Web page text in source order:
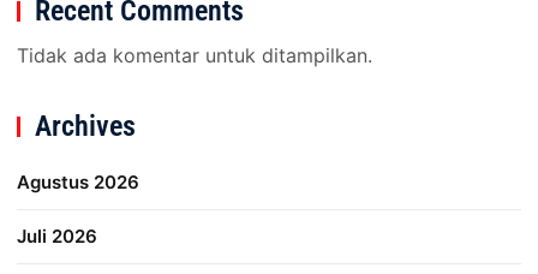
Recent Comments
Tidak ada komentar untuk ditampilkan.
Archives
Agustus 2026
Juli 2026